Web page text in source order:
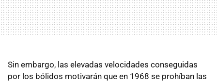
Sin embargo, las elevadas velocidades conseguidas
por los bólidos motivarán que en 1968 se prohíban las